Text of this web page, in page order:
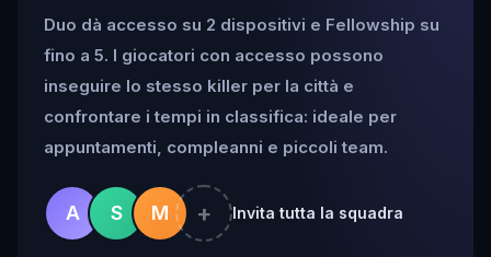
Duo dà accesso su 2 dispositivi e Fellowship su
fino a 5. I giocatori con accesso possono
inseguire lo stesso killer per la città e
confrontare i tempi in classifica: ideale per
appuntamenti, compleanni e piccoli team.
A S M + Invita tutta la squadra